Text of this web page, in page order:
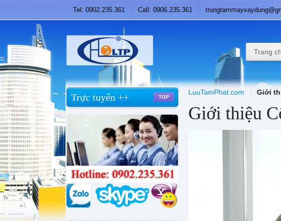
Tel: 0902.235.361 Call: 0906.235.361
Trang
LuuTamPhat.com Giới
Giới thiệu
Trực tuyến ++